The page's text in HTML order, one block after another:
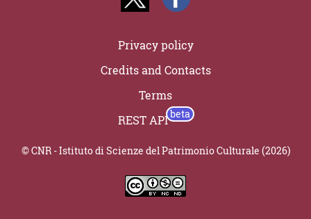
Privacy policy
Credits and Contacts
Terms
REST API
© CNR - Istituto di Scienze del Patrimonio Culturale (2026)